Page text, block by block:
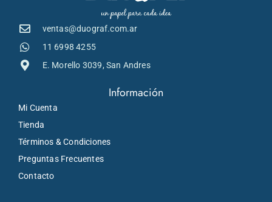
ventas@duograf.com.ar
11 6998 4255
E. Morello 3039, San Andres
Información
Mi Cuenta
Tienda
Términos & Condiciones
Preguntas Frecuentes
Contacto